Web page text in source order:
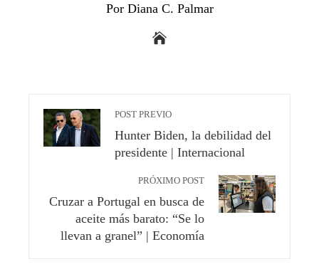
Por Diana C. Palmar
POST PREVIO
Hunter Biden, la debilidad del
presidente | Internacional
PRÓXIMO POST
Cruzar a Portugal en busca de
aceite más barato: “Se lo
llevan a granel” | Economía